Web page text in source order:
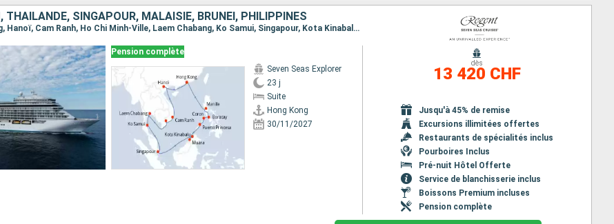
THAÏLANDE, SINGAPOUR, MALAISIE, BRUNEI, PHILIPPINES
Itinéraire : Hong Kong, Hanoï, Cam Ranh, Ho Chi Minh-Ville, Laem Chabang, Ko Samui, Singapour, Kota Kinabalu, Muara, Puerto Princesa, Coron, Boracay, Manille, Hong Kong
Pension complète
Seven Seas Explorer
23 j
Suite
Hong Kong
30/11/2027
dès
13 420 CHF
Jusqu'à 45% de remise
Excursions illimitées offertes
Restaurants de spécialités inclus
Pourboires Inclus
Pré-nuit Hôtel Offerte
Service de blanchisserie inclus
Boissons Premium incluses
Pension complète